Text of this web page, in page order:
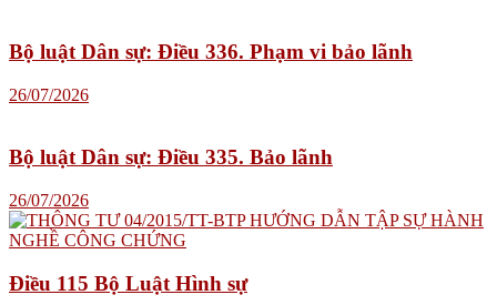
Bộ luật Dân sự: Điều 336. Phạm vi bảo lãnh
26/07/2026
Bộ luật Dân sự: Điều 335. Bảo lãnh
26/07/2026
Điều 115 Bộ Luật Hình sự